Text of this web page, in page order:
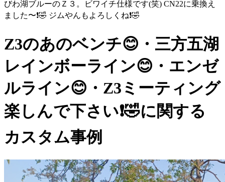
びわ湖ブルーのＺ３。ビワイチ仕様です(笑) CN22に乗換え
ました〜❗️🤣 ジムやんもよろしくね❗️🤣
Z3のあのベンチ😊・三方五湖
レインボーライン😊・エンゼ
ルライン😊・Z3ミーティング
楽しんで下さい❗️🤣に関する
カスタム事例